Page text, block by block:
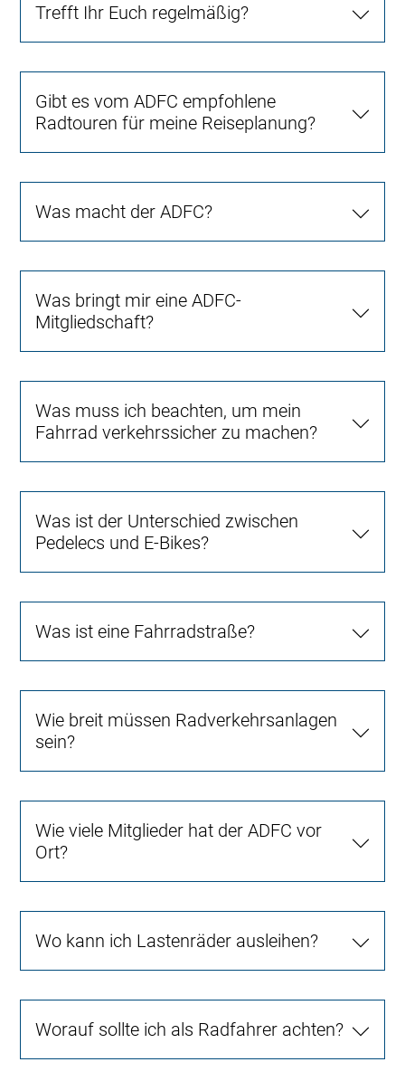
Trefft Ihr Euch regelmäßig?
Gibt es vom ADFC empfohlene
Radtouren für meine Reiseplanung?
Was macht der ADFC?
Was bringt mir eine ADFC-
Mitgliedschaft?
Was muss ich beachten, um mein
Fahrrad verkehrssicher zu machen?
Was ist der Unterschied zwischen
Pedelecs und E-Bikes?
Was ist eine Fahrradstraße?
Wie breit müssen Radverkehrsanlagen
sein?
Wie viele Mitglieder hat der ADFC vor
Ort?
Wo kann ich Lastenräder ausleihen?
Worauf sollte ich als Radfahrer achten?